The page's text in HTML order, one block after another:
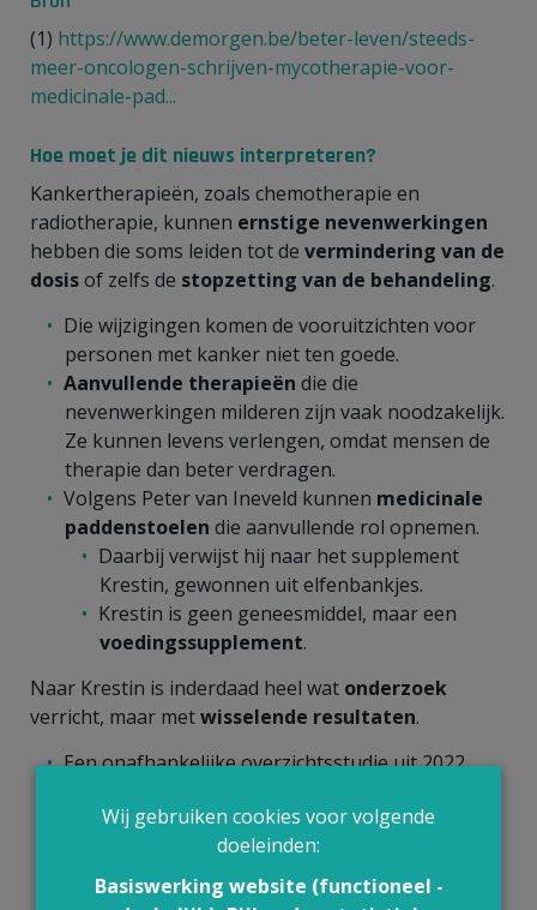
(1) https://www.demorgen.be/beter-leven/steeds-
meer-oncologen-schrijven-mycotherapie-voor-
medicinale-pad...
Hoe moet je dit nieuws interpreteren?
Kankertherapieën, zoals chemotherapie en
radiotherapie, kunnen ernstige nevenwerkingen
hebben die soms leiden tot de vermindering van de
dosisof zelfs de stopzetting van de behandeling.
Die wijzigingen komen de vooruitzichten voor
personen met kanker niet ten goede.
Aanvullende therapieën die die
nevenwerkingen milderen zijn vaak noodzakelijk.
Ze kunnen levens verlengen, omdat mensen de
therapie dan beter verdragen.
Volgens Peter van Ineveld kunnen medicinale
paddenstoelen die aanvullende rol opnemen.
Daarbij verwijst hij naar het supplement
Krestin, gewonnen uit elfenbankjes.
Krestin is geen geneesmiddel, maar een
voedingssupplement.
Naar Krestin is inderdaad heel wat onderzoek
verricht, maar metwisselende resultaten.
Een onafhankelijke overzichtsstudie uit 2022
aanvullende behandeling bij
darmkankerpatiënten die chemo- of
radiotherapie kregen.
Wij gebruiken cookies voor volgende
doeleinden:
Basiswerking website (functioneel -